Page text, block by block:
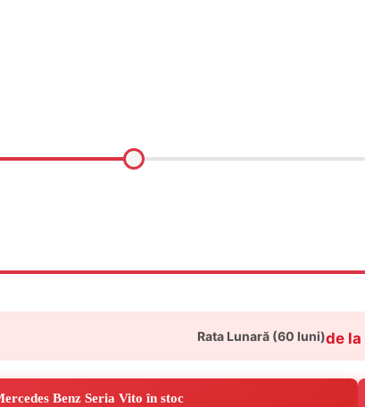
Rata Lunară (60 luni)de la
Benz Seria Vito în stoc